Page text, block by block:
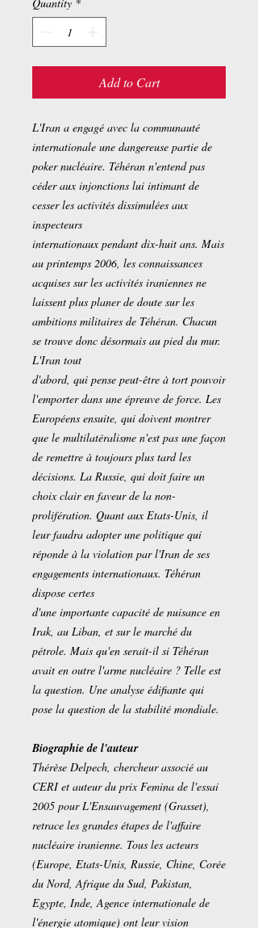
Add to Cart
L'Iran a engagé avec la communauté
internationale une dangereuse partie de
poker nucléaire. Téhéran n'entend pas
céder aux injonctions lui intimant de
cesser les activités dissimulées aux
inspecteurs
internationaux pendant dix-huit ans. Mais
au printemps 2006, les connaissances
acquises sur les activités iraniennes ne
laissent plus planer de doute sur les
ambitions militaires de Téhéran. Chacun
se trouve donc désormais au pied du mur.
L'Iran tout
d'abord, qui pense peut-être à tort pouvoir
l'emporter dans une épreuve de force. Les
Européens ensuite, qui doivent montrer
que le multilatéralisme n'est pas une façon
de remettre à toujours plus tard les
décisions. La Russie, qui doit faire un
choix clair en faveur de la non-
prolifération. Quant aux Etats-Unis, il
leur faudra adopter une politique qui
réponde à la violation par l'Iran de ses
engagements internationaux. Téhéran
dispose certes
d'une importante capacité de nuisance en
Irak, au Liban, et sur le marché du
pétrole. Mais qu'en serait-il si Téhéran
avait en outre l'arme nucléaire ? Telle est
la question. Une analyse édifiante qui
pose la question de la stabilité mondiale.
Biographie de l'auteur
Thérèse Delpech, chercheur associé au
CERI et auteur du prix Femina de l'essai
2005 pour L'Ensauvagement (Grasset),
retrace les grandes étapes de l'affaire
nucléaire iranienne. Tous les acteurs
(Europe, Etats-Unis, Russie, Chine, Corée
du Nord, Afrique du Sud, Pakistan,
Egypte, Inde, Agence internationale de
l'énergie atomique) ont leur vision